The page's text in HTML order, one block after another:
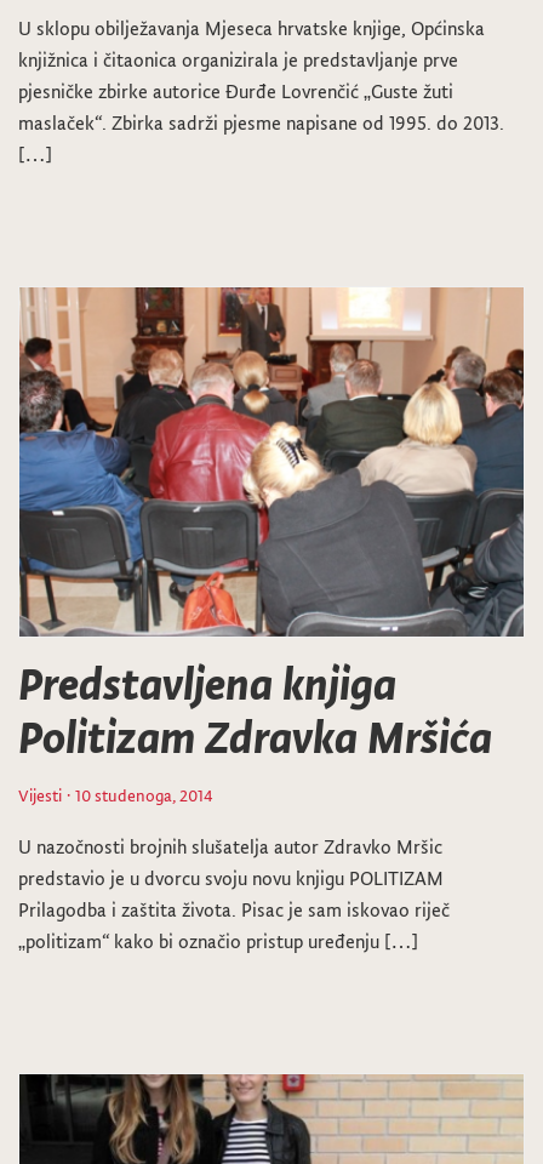
U sklopu obilježavanja Mjeseca hrvatske knjige, Općinska
knjižnica i čitaonica organizirala je predstavljanje prve
pjesničke zbirke autorice Đurđe Lovrenčić „Guste žuti
maslaček“. Zbirka sadrži pjesme napisane od 1995. do 2013.
[…]
Predstavljena knjiga
Politizam Zdravka Mršića
Vijesti · 10 studenoga, 2014
U nazočnosti brojnih slušatelja autor Zdravko Mršic
predstavio je u dvorcu svoju novu knjigu POLITIZAM
Prilagodba i zaštita života. Pisac je sam iskovao riječ
„politizam“ kako bi označio pristup uređenju […]